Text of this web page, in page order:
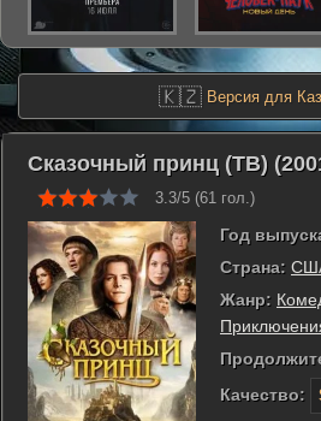
🇰🇿 Версия для
Сказочный принц (ТВ)
3.3/5 (61 гол.)
Год
Страна:
Жанр:
Качество: